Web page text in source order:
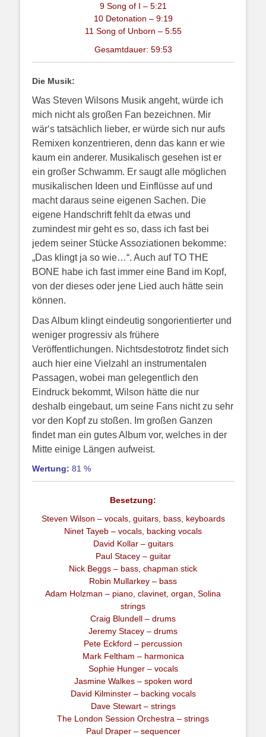
9 Song of I – 5:21
10 Detonation – 9:19
11 Song of Unborn – 5:55
Gesamtdauer: 59:53
Die Musik:
Was Steven Wilsons Musik angeht, würde ich
mich nicht als großen Fan bezeichnen. Mir
wär‘s tatsächlich lieber, er würde sich nur aufs
Remixen konzentrieren, denn das kann er wie
kaum ein anderer. Musikalisch gesehen ist er
ein großer Schwamm. Er saugt alle möglichen
musikalischen Ideen und Einflüsse auf und
macht daraus seine eigenen Sachen. Die
eigene Handschrift fehlt da etwas und
zumindest mir geht es so, dass ich fast bei
jedem seiner Stücke Assoziationen bekomme:
„Das klingt ja so wie…“. Auch auf TO THE
BONE habe ich fast immer eine Band im Kopf,
von der dieses oder jene Lied auch hätte sein
können.
Das Album klingt eindeutig songorientierter und
weniger progressiv als frühere
Veröffentlichungen. Nichtsdestotrotz findet sich
auch hier eine Vielzahl an instrumentalen
Passagen, wobei man gelegentlich den
Eindruck bekommt, Wilson hätte die nur
deshalb eingebaut, um seine Fans nicht zu sehr
vor den Kopf zu stoßen. Im großen Ganzen
findet man ein gutes Album vor, welches in der
Mitte einige Längen aufweist.
Wertung: 81 %
Besetzung:
Steven Wilson – vocals, guitars, bass, keyboards
Ninet Tayeb – vocals, backing vocals
David Kollar – guitars
Paul Stacey – guitar
Nick Beggs – bass, chapman stick
Robin Mullarkey – bass
Adam Holzman – piano, clavinet, organ, Solina
strings
Craig Blundell – drums
Jeremy Stacey – drums
Pete Eckford – percussion
Mark Feltham – harmonica
Sophie Hunger – vocals
Jasmine Walkes – spoken word
David Kilminster – backing vocals
Dave Stewart – strings
The London Session Orchestra – strings
Paul Draper – sequencer